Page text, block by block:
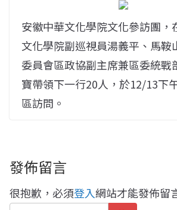
安徽中華文化學院文化參訪團，
文化學院副巡視員湯義平、馬鞍
委員會區政協副主席兼區委統戰
寶帶領下一行20人，於12/13下
區訪問。
發佈留言
很抱歉，必須登入網站才能發佈留